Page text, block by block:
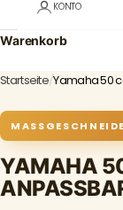
KONTO
Warenkorb
Startseite/Yamaha 50
YAMAHA